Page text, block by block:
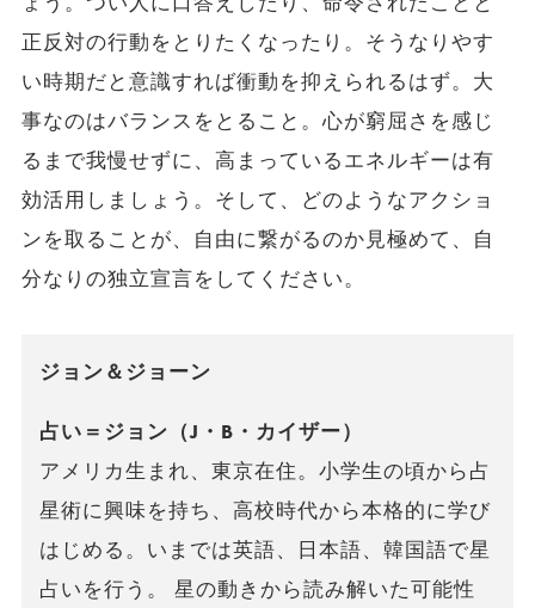
正反対の行動をとりたくなったり。そうなりやす
い時期だと意識すれば衝動を抑えられるはず。大
事なのはバランスをとること。心が窮屈さを感じ
るまで我慢せずに、高まっているエネルギーは有
効活用しましょう。そして、どのようなアクショ
ンを取ることが、自由に繋がるのか見極めて、自
分なりの独立宣言をしてください。
ジョン＆ジョーン
占い＝ジョン（J・B・カイザー）
アメリカ生まれ、東京在住。小学生の頃から占
星術に興味を持ち、高校時代から本格的に学び
はじめる。いまでは英語、日本語、韓国語で星
占いを行う。 星の動きから読み解いた可能性